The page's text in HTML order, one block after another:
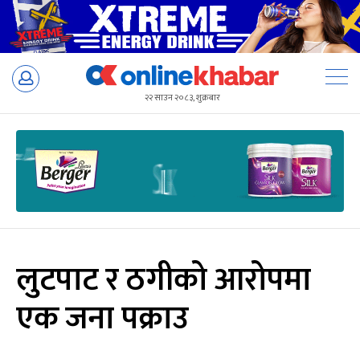
Skip
२२ साउन २०८३, शुक्रबार
लुटपाट र ठगीको आरोपमा
एक जना पक्राउ